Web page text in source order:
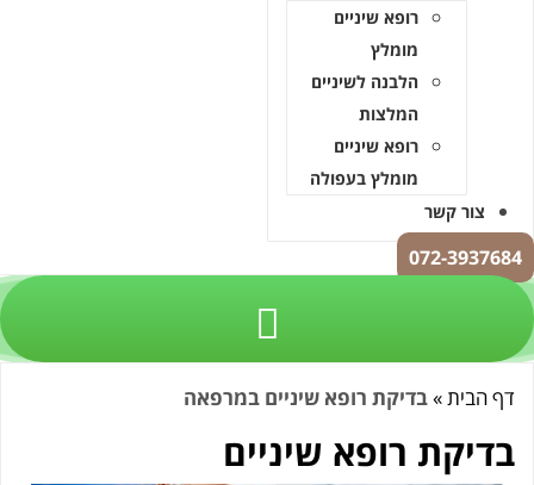
רופא שיניים
מומלץ
הלבנה לשיניים
המלצות
רופא שיניים
מומלץ בעפולה
צור קשר
072-3937684
דף הבית»בדיקת רופא שיניים במרפאה
בדיקת רופא שיניים